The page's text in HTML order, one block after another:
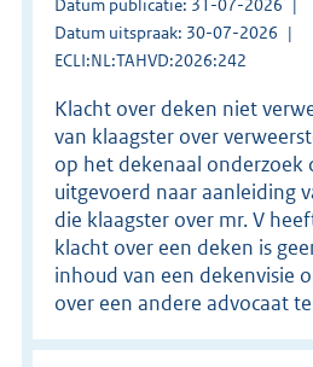
Datum uitspraak: 30-07-2026
ECLI:NL:TAHVD:2026:242
Klacht over deken niet
van klaagster over
op het dekenaal onderzoek
uitgevoerd naar aanleiding
die klaagster over mr. V
klacht over een deken is
inhoud van een dekenvisie
over een andere advocaat